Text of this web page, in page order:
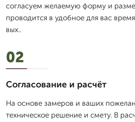
согласуем желаемую форму и
проводится в удобное для вас
вых..
02
Согласование и расчёт
На основе замеров и ваших
техническое решение и смету. В